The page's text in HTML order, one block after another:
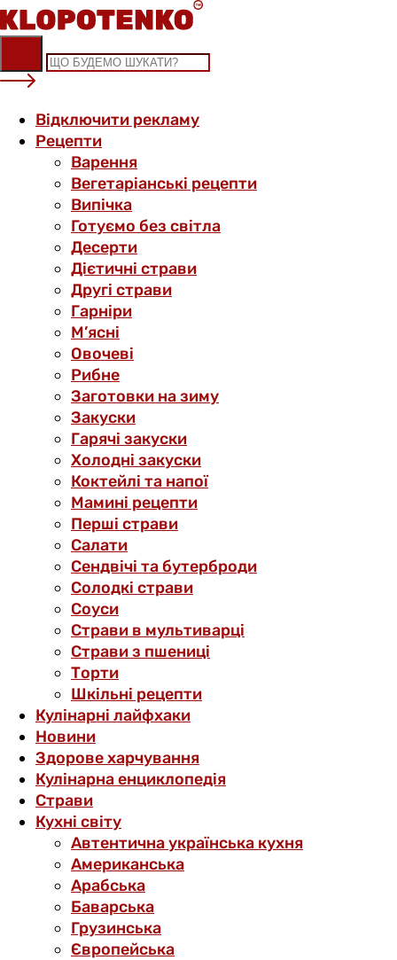
Skip
to
content
Відключити рекламу
Рецепти
Варення
Вегетаріанські рецепти
Випічка
Готуємо без світла
Десерти
Дієтичні страви
Другі страви
Гарніри
М’ясні
Овочеві
Рибне
Заготовки на зиму
Закуски
Гарячі закуски
Холодні закуски
Коктейлі та напої
Мамині рецепти
Перші страви
Салати
Сендвічі та бутерброди
Солодкі страви
Соуси
Страви в мультиварці
Страви з пшениці
Торти
Шкільні рецепти
Кулінарні лайфхаки
Новини
Здорове харчування
Кулінарна енциклопедія
Страви
Кухні світу
Автентична українська кухня
Американська
Арабська
Баварська
Грузинська
Європейська